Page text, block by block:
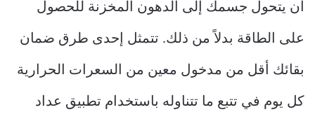
أن يتحول جسمك إلى الدهون المخزنة للحصول
على الطاقة بدلاً من ذلك. تتمثل إحدى طرق ضمان
بقائك أقل من مدخول معين من السعرات الحرارية
كل يوم في تتبع ما تتناوله باستخدام تطبيق عداد